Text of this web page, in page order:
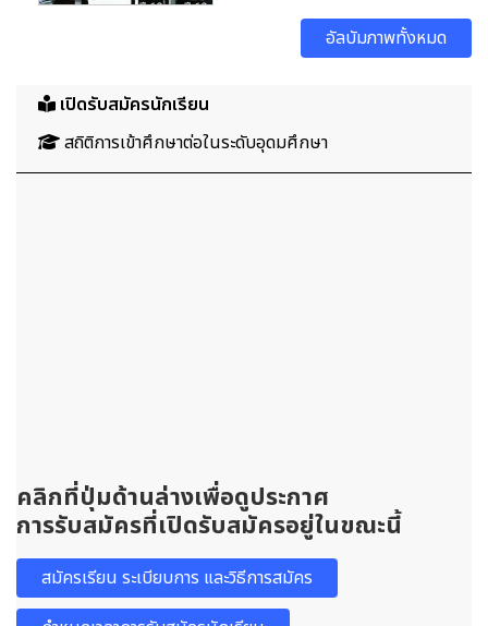
อัลบัมภาพทั้งหมด
เปิดรับสมัครนักเรียน
สถิติการเข้าศึกษาต่อในระดับอุดมศึกษา
คลิกที่ปุ่มด้านล่างเพื่อดูประกาศ
การรับสมัครที่เปิดรับสมัครอยู่ในขณะนี้
สมัครเรียน ระเบียบการ และวิธีการสมัคร